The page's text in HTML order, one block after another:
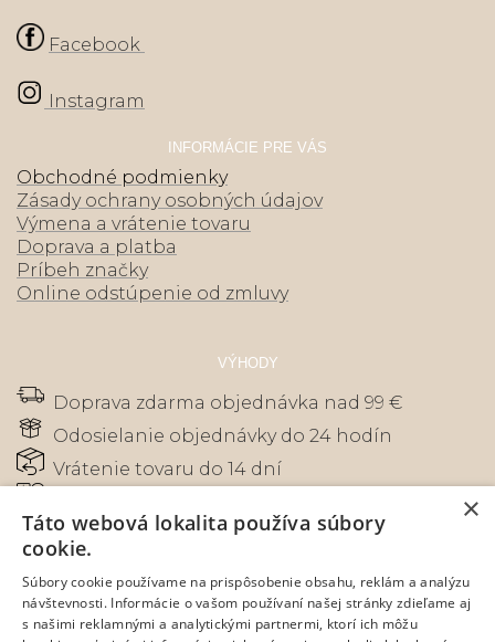
Facebook
Instagram
INFORMÁCIE PRE VÁS
Obchodné podmienky
Zásady ochrany osobných údajov
Výmena a vrátenie tovaru
Doprava a platba
Príbeh značky
Online odstúpenie od zmluvy
VÝHODY
Doprava zdarma objednávka nad 99 €
Odosielanie objednávky do 24 hodín
Vrátenie tovaru do 14 dní
zákazníkov
Bezpečná online platba kartou, prevodom
alebo na dobierku
×
Táto webová lokalita používa súbory
cookie.
Súbory cookie používame na prispôsobenie obsahu, reklám a analýzu
návštevnosti. Informácie o vašom používaní našej stránky zdieľame aj
s našimi reklamnými a analytickými partnermi, ktorí ich môžu